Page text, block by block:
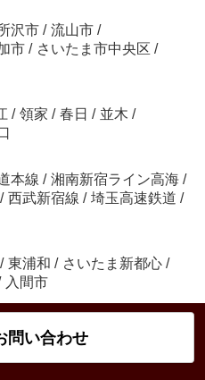
沢市 / 流山市 /
市 / さいたま市中央区 /
/ 領家 / 春日 / 並木 /
本線 / 湘南新宿ライン高海 /
/ 西武新宿線 / 埼玉高速鉄道 /
/ 東浦和 / さいたま新都心 /
入間市
問い合わせ